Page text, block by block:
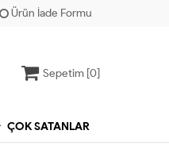
Ürün İade Formu
Sepetim [0]
ÇOK SATANLAR